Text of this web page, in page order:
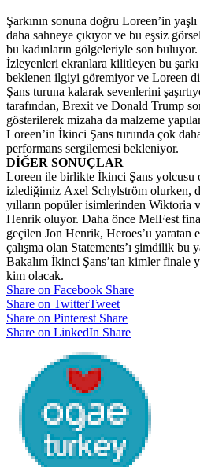
Şarkının sonuna doğru Loreen’in
daha sahneye çıkıyor ve bu eşsiz
bu kadınların gölgeleriyle son buluyor.
İzleyenleri ekranlara kilitleyen bu şarkı
beklenen ilgiyi göremiyor ve Loreen
Şans turuna kalarak sevenlerini
tarafından, Brexit ve Donald Trump
gösterilerek mizaha da malzeme
Loreen’in İkinci Şans turunda çok
performans sergilemesi bekleniyor.
DİĞER SONUÇLAR
Loreen ile birlikte İkinci Şans yolcusu
izlediğimiz Axel Schylström olurken,
yılların popüler isimlerinden Wiktoria
Henrik oluyor. Daha önce MelFest
geçilen Jon Henrik, Heroes’u yaratan
çalışma olan Statements’ı şimdilik bu
Bakalım İkinci Şans’tan kimler finale
kim olacak.
Share on Facebook Share
Share on TwitterTweet
Share on Pinterest Share
Share on LinkedIn Share